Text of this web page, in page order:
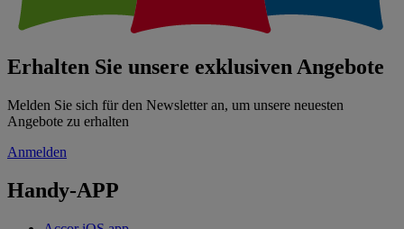
Erhalten Sie unsere exklusiven Angebote
Melden Sie sich für den Newsletter an, um unsere neuesten
Angebote zu erhalten
Anmelden
Handy-APP